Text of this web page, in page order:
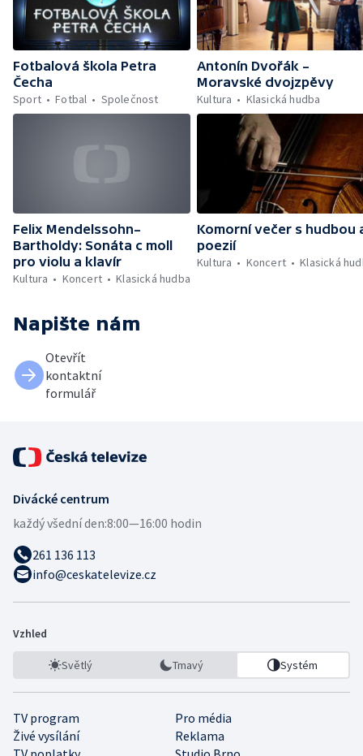
Fotbalová škola Petra
Čecha
Sport
Fotbal Společnost
Antonín Dvořák –
Moravské dvojzpěvy
Kultura
Klasická hudba
Felix Mendelssohn–
Bartholdy: Sonáta c moll
pro violu a klavír
Kultura
Koncert Klasická hudba
Komorní večer s hudbou
poezií
Kultura
Koncert Klasická
Napište nám
Otevřít
kontaktní
formulář
Divácké centrum
každý všední den:8:00—16:00 hodin
261 136 113
info@ceskatelevize.cz
Vzhled
Světlý Tmavý Systém
TV program
Pro média
Živé vysílání
Reklama